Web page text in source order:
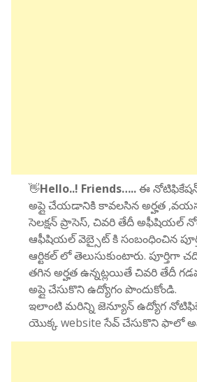
👋Hello..! Friends…..ఈ
అప్లై చేయడానికి కావలసిన అర్హత
సెలక్షన్ ప్రాసెస్, చివరి తేదీ అఫీషియల్
ఆఫీషియల్ వెబ్సైట్ కి సంబంధించిన
ఆర్టికల్ లో తెలుసుకుంటారు. పూర్తిగా
తగిన అర్హత ఉన్నట్లయితే చివరి తేదీ
అప్లై చేసుకొని ఉద్యోగం పొందుకోండి.
ఇలాంటి మరిన్ని జెన్యూన్ ఉద్యోగ
యొక్క website సేవ్ చేసుకొని ఫాలో